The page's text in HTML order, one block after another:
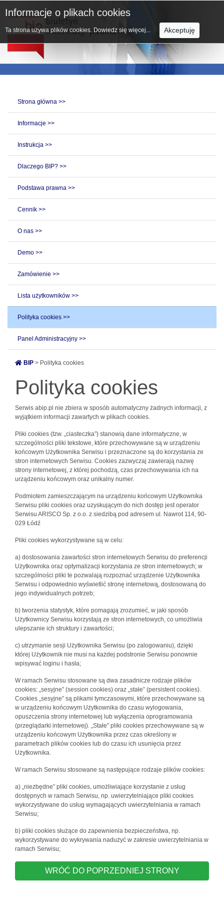
Strona główna >>
Informacje >>
Instrukcja >>
Dlaczego BIP? >>
Podstawa prawna >>
Cennik >>
O nas >>
Demo >>
Zamówienie >>
Lista użytkowników >>
Polityka cookies >>
Panel Administracyjny >>
BIP > Polityka cookies
Polityka cookies
Serwis abip.pl nie zbiera w sposób automatyczny żadnych informacji, z
wyjątkiem informacji zawartych w plikach cookies.
Pliki cookies (tzw. „ciasteczka”) stanowią dane informatyczne, w
szczególności pliki tekstowe, które przechowywane są w urządzeniu
końcowym Użytkownika Serwisu i przeznaczone są do korzystania ze
stron internetowych Serwisu. Cookies zazwyczaj zawierają nazwę
strony internetowej, z której pochodzą, czas przechowywania ich na
urządzeniu końcowym oraz unikalny numer.
Podmiotem zamieszczającym na urządzeniu końcowym Użytkownika
Serwisu pliki cookies oraz uzyskującym do nich dostęp jest operator
Serwisu ARISCO Sp. z o.o. z siedzibą pod adresem ul. Nawrot 114, 90-
029 Łódź
Pliki cookies wykorzystywane są w celu:
a) dostosowania zawartości stron internetowych Serwisu do preferencji
Użytkownika oraz optymalizacji korzystania ze stron internetowych; w
szczególności pliki te pozwalają rozpoznać urządzenie Użytkownika
Serwisu i odpowiednio wyświetlić stronę internetową, dostosowaną do
jego indywidualnych potrzeb;
b) tworzenia statystyk, które pomagają zrozumieć, w jaki sposób
Użytkownicy Serwisu korzystają ze stron internetowych, co umożliwia
ulepszanie ich struktury i zawartości;
c) utrzymanie sesji Użytkownika Serwisu (po zalogowaniu), dzięki
której Użytkownik nie musi na każdej podstronie Serwisu ponownie
wpisywać loginu i hasła;
W ramach Serwisu stosowane są dwa zasadnicze rodzaje plików
cookies: „sesyjne” (session cookies) oraz „stałe” (persistent cookies).
Cookies „sesyjne” są plikami tymczasowymi, które przechowywane są
w urządzeniu końcowym Użytkownika do czasu wylogowania,
opuszczenia strony internetowej lub wyłączenia oprogramowania
(przeglądarki internetowej). „Stałe” pliki cookies przechowywane są w
urządzeniu końcowym Użytkownika przez czas określony w
parametrach plików cookies lub do czasu ich usunięcia przez
Użytkownika.
W ramach Serwisu stosowane są następujące rodzaje plików cookies:
a) „niezbędne” pliki cookies, umożliwiające korzystanie z usług
dostępnych w ramach Serwisu, np. uwierzytelniające pliki cookies
wykorzystywane do usług wymagających uwierzytelniania w ramach
Serwisu;
b) pliki cookies służące do zapewnienia bezpieczeństwa, np.
wykorzystywane do wykrywania nadużyć w zakresie uwierzytelniania w
ramach Serwisu;
WRÓĆ DO POPRZEDNIEJ STRONY
Informacje o plikach cookies
Ta strona używa plików cookies. Dowiedz się więcej... Akceptuję